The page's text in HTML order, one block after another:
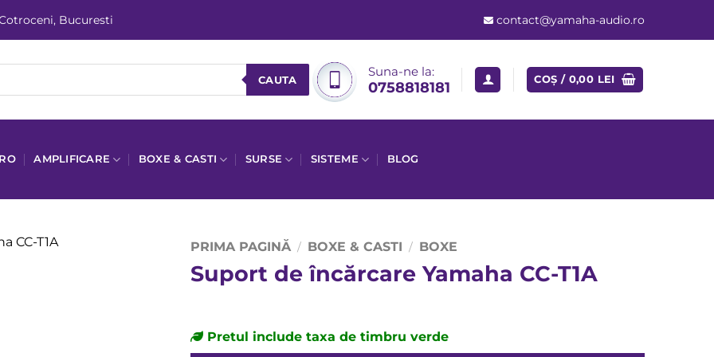
Bucuresti contact@yamaha-audio.ro
CAUTA
Suna-ne la:
0758818181 COȘ / 0,00 LEI
AMPLIFICARE BOXE & CASTI SURSE SISTEME BLOG
PRIMA PAGINĂ / BOXE & CASTI / BOXE
Suport de încărcare Yamaha CC-T1A
Pretul include taxa de timbru verde